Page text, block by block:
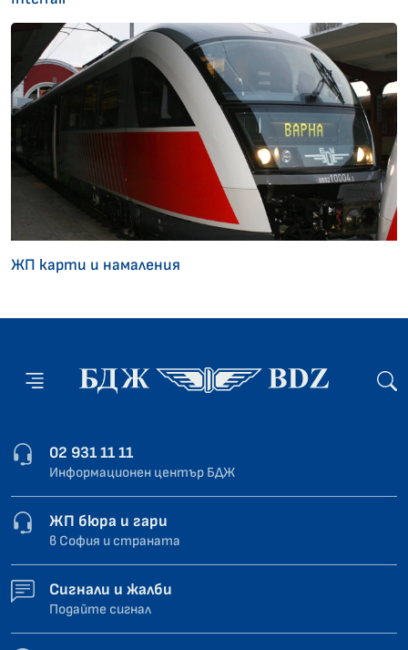
ЖП карти и намаления
02 931 11 11
Информационен център БДЖ
ЖП бюра и гари
в София и страната
Сигнали и жалби
Подайте сигнал